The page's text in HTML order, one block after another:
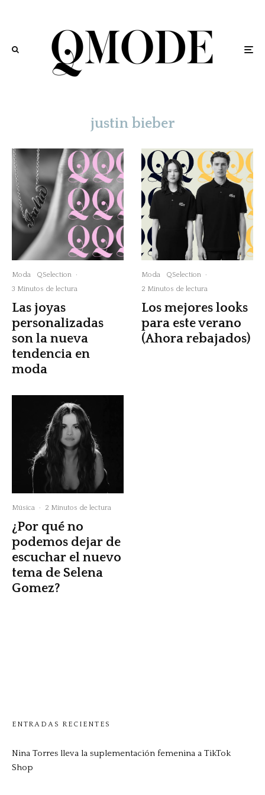
justin bieber
Moda QSelection
·
3 Minutos de lectura
Las joyas
personalizadas
son la nueva
tendencia en
moda
Música · 2 Minutos de lectura
¿Por qué no
podemos dejar de
escuchar el nuevo
tema de Selena
Gomez?
Moda QSelection
·
2 Minutos de lectura
Los mejores looks
para este verano
(Ahora rebajados)
ENTRADAS RECIENTES
Nina Torres lleva la suplementación femenina a TikTok
Shop